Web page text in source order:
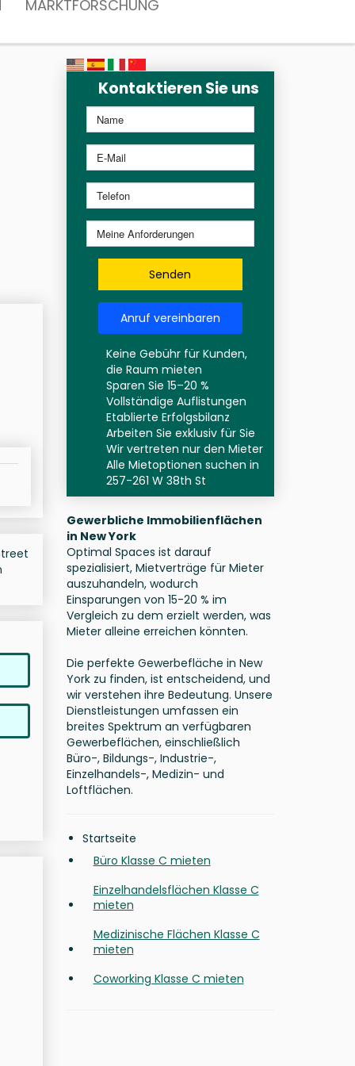
MARKTFORSCHUNG
Kontaktieren Sie uns
Senden
Anruf vereinbaren
Keine Gebühr für Kunden,
die Raum mieten
Sparen Sie 15–20 %
Vollständige Auflistungen
Etablierte Erfolgsbilanz
Arbeiten Sie exklusiv für Sie
Wir vertreten nur den Mieter
Alle Mietoptionen suchen in
257-261 W 38th St
Gewerbliche Immobilienflächen
in New York
Optimal Spaces ist darauf
spezialisiert, Mietverträge für Mieter
auszuhandeln, wodurch
Einsparungen von 15-20 % im
Vergleich zu dem erzielt werden, was
Mieter alleine erreichen könnten.
Die perfekte Gewerbefläche in New
York zu finden, ist entscheidend, und
wir verstehen ihre Bedeutung. Unsere
Dienstleistungen umfassen ein
breites Spektrum an verfügbaren
Gewerbeflächen, einschließlich
Büro-, Bildungs-, Industrie-,
Einzelhandels-, Medizin- und
Loftflächen.
Startseite
Büro Klasse C mieten
Einzelhandelsflächen Klasse C
mieten
Medizinische Flächen Klasse C
mieten
Coworking Klasse C mieten